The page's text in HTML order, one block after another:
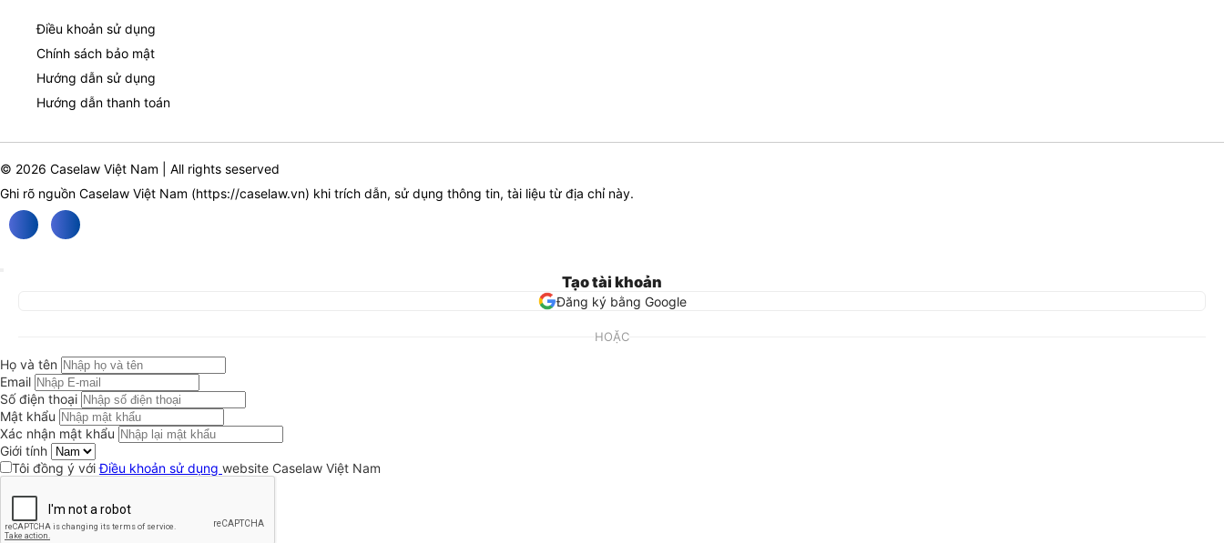
Điều khoản sử dụng
Chính sách bảo mật
Hướng dẫn sử dụng
Hướng dẫn thanh toán
© 2026 Caselaw Việt Nam | All rights seserved
Ghi rõ nguồn Caselaw Việt Nam (https://caselaw.vn) khi trích dẫn, sử dụng thông tin, tài liệu từ địa chỉ này.
Tạo tài khoản
Đăng ký bằng Google
HOẶC
Họ và tên
Email
Số điện thoại
Mật khẩu
Xác nhận mật khẩu
Giới tính
Tôi đồng ý vớiĐiều khoản sử dụng website Caselaw Việt Nam